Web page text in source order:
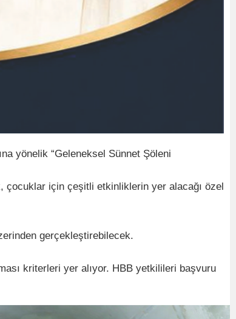
yönelik “Geleneksel Sünnet Şöleni
çocuklar için çeşitli etkinliklerin yer alacağı özel
gerçekleştirebilecek.
kriterleri yer alıyor. HBB yetkilileri başvuru